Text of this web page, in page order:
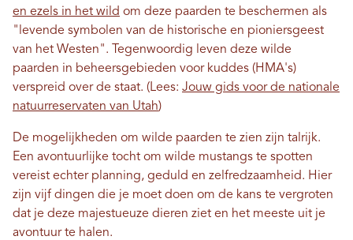
en ezels in het wild om deze paarden te beschermen als
"levende symbolen van de historische en pioniersgeest
van het Westen". Tegenwoordig leven deze wilde
paarden in beheersgebieden voor kuddes (HMA's)
verspreid over de staat. (Lees: Jouw gids voor de nationale
natuurreservaten van Utah)
De mogelijkheden om wilde paarden te zien zijn talrijk.
Een avontuurlijke tocht om wilde mustangs te spotten
vereist echter planning, geduld en zelfredzaamheid. Hier
zijn vijf dingen die je moet doen om de kans te vergroten
dat je deze majestueuze dieren ziet en het meeste uit je
avontuur te halen.